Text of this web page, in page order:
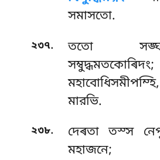
সমাসতো.
২৩৭.
ততো
সম্বুদ্ধমতকোৰিদং;
মারভি.
২৩৮.
দেৰতা তস্স
মহাজনে;